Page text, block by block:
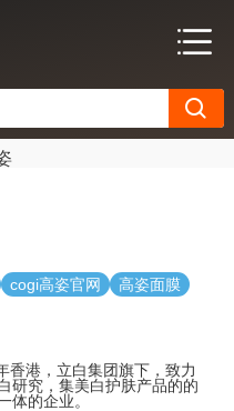
cogi高姿官网
高姿面膜
香港，立白集团旗下，致力
研究，集美白护肤产品的的
体的企业。